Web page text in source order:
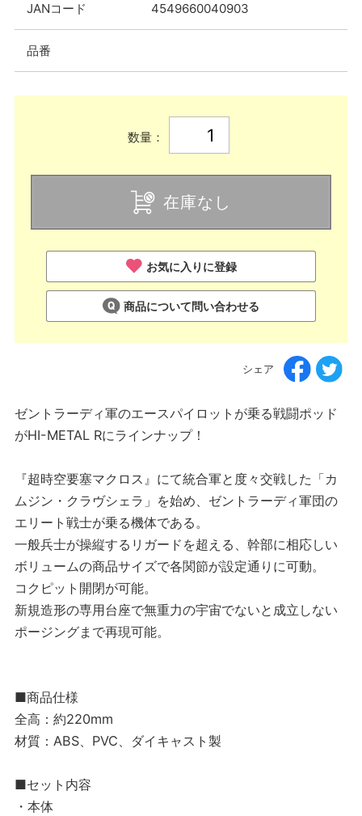
JANコード 4549660040903
品番
数量：
在庫なし
お気に入りに登録
商品について問い合わせる
シェア
ゼントラーディ軍のエースパイロットが乗る戦闘ポッド
がHI-METAL Rにラインナップ！
『超時空要塞マクロス』にて統合軍と度々交戦した「カ
ムジン・クラヴシェラ」を始め、ゼントラーディ軍団の
エリート戦士が乗る機体である。
一般兵士が操縦するリガードを超える、幹部に相応しい
ボリュームの商品サイズで各関節が設定通りに可動。
コクピット開閉が可能。
新規造形の専用台座で無重力の宇宙でないと成立しない
ポージングまで再現可能。
■商品仕様
全高：約220mm
材質：ABS、PVC、ダイキャスト製
■セット内容
・本体